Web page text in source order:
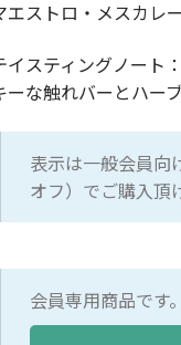
エストロ・メスカレ
イスティングノート
ーな触れバーとハー
表示は一般会員向
オフ）でご購入頂
会員専用商品です。